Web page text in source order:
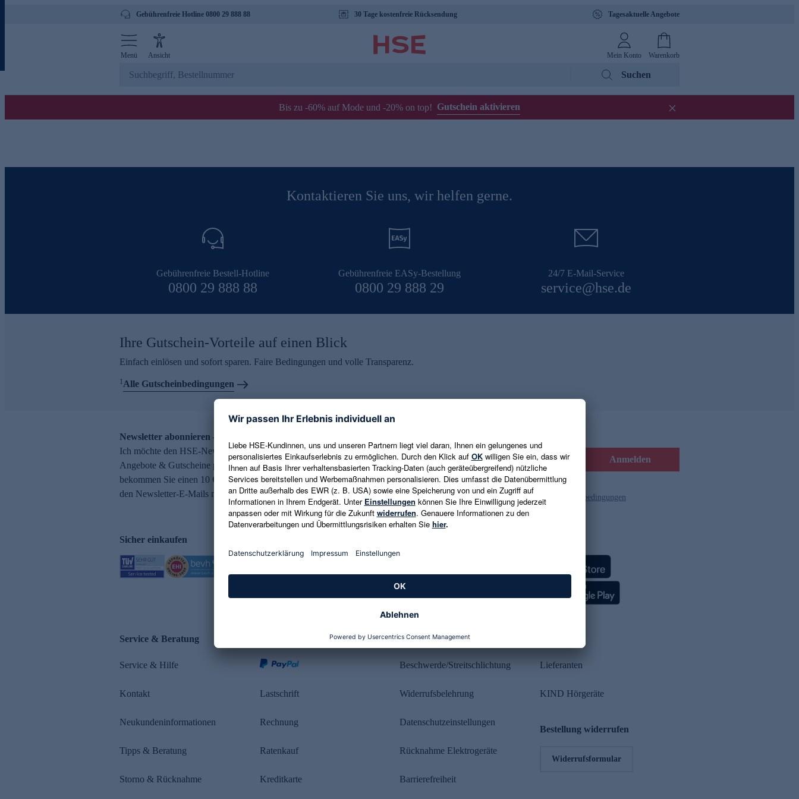
Gebührenfreie Hotline 0800 29 888 88 30 Tage kostenfreie Rücksendung Tagesaktuelle Angebote
Menü Ansicht Mein Konto Warenkorb
Suchen
Bis zu -60% auf Mode und -20% on top! Gutschein aktivieren
Kontaktieren Sie uns, wir helfen gerne.
Gebührenfreie Bestell-Hotline
0800 29 888 88
Gebührenfreie EASy-Bestellung
0800 29 888 29
24/7 E-Mail-Service
service@hse.de
Ihre Gutschein-Vorteile auf einen Blick
Einfach einlösen und sofort sparen. Faire Bedingungen und volle Transparenz.
1Alle Gutscheinbedingungen
Newsletter abonnieren – 10 € Gutschein erhalten
Ich möchte den HSE-Newsletter abonnieren und aktuelle Trends,
Angebote & Gutscheine per E-Mail erhalten. Als Dankeschön
bekommen Sie einen 10 € Gutschein. Eine Abmeldung ist jederzeit in
den Newsletter-E-Mails möglich.
E-Mail-Adresse eingeben Anmelden
Es gelten die Datenschutzrichtlinien und die Gutscheinbedingungen
Sicher einkaufen
Service & Beratung
Service & Hilfe
Kontakt
Neukundeninformationen
Tipps & Beratung
Storno & Rücknahme
Lastschrift
Rechnung
Ratenkauf
Kreditkarte
Rechtliches
Beschwerde/Streitschlichtung
Widerrufsbelehrung
Datenschutzeinstellungen
Rücknahme Elektrogeräte
Barrierefreiheit
Lieferanten
KIND Hörgeräte
Bestellung widerrufen
Widerrufsformular